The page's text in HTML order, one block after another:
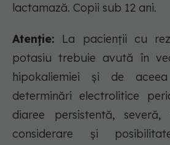
lactamază. Copii sub 12 ani.
Atenție: La pacienţii cu
potasiu trebuie avută în
hipokaliemiei şi de
determinări electrolitice
diaree persistentă,
considerare şi